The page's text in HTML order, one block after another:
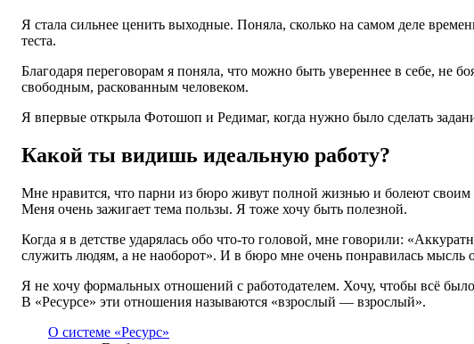
Я стала сильнее ценить выходные. Поняла, сколько на самом деле
теста.
Благодаря переговорам я поняла, что можно быть увереннее в себе, не
свободным, раскованным человеком.
Я впервые открыла Фотошоп и Редимаг, когда нужно было сделать
Какой ты видишь идеальную работу?
Мне нравится, что парни из бюро живут полной жизнью и болеют своим
Меня очень зажигает тема пользы. Я тоже хочу быть полезной.
Когда я в детстве ударялась обо что-то головой, мне говорили:
служить людям, а не наоборот». И в бюро мне очень понравилась мысль
Я не хочу формальных отношений с работодателем. Хочу, чтобы всё
В «Ресурсе» эти отношения называются «взрослый — взрослый».
О системе «Ресурс»